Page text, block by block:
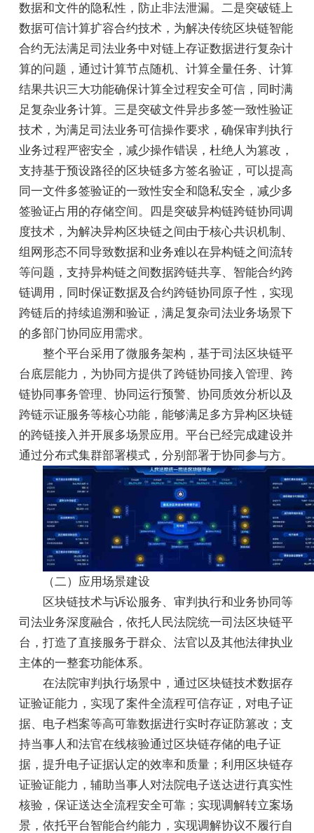
数据和文件的隐私性，防止非法泄漏。二是突破链上
数据可信计算扩容合约技术，为解决传统区块链智能
合约无法满足司法业务中对链上存证数据进行复杂计
算的问题，通过计算节点随机、计算全量任务、计算
结果共识三大功能确保计算全过程安全可信，同时满
足复杂业务计算。三是突破文件异步多签一致性验证
技术，为满足司法业务可信操作要求，确保审判执行
业务过程严密安全，减少操作错误，杜绝人为篡改，
支持基于预设路径的区块链多方签名验证，可以提高
同一文件多签验证的一致性安全和隐私安全，减少多
签验证占用的存储空间。四是突破异构链跨链协同调
度技术，为解决异构区块链之间由于核心共识机制、
组网形态不同导致数据和业务难以在异构链之间流转
等问题，支持异构链之间数据跨链共享、智能合约跨
链调用，同时保证数据及合约跨链协同原子性，实现
跨链后的持续追溯和验证，满足复杂司法业务场景下
的多部门协同应用需求。
整个平台采用了微服务架构，基于司法区块链平
台底层能力，为协同方提供了跨链协同接入管理、跨
链协同事务管理、协同运行预警、协同质效分析以及
跨链示证服务等核心功能，能够满足多方异构区块链
的跨链接入并开展多场景应用。平台已经完成建设并
通过分布式集群部署模式，分别部署于协同参与方。
（二）应用场景建设
区块链技术与诉讼服务、审判执行和业务协同等
司法业务深度融合，依托人民法院统一司法区块链平
台，打造了直接服务于群众、法官以及其他法律执业
主体的一整套功能体系。
在法院审判执行场景中，通过区块链技术数据存
证验证能力，实现了案件全流程可信存证，对电子证
据、电子档案等高可靠数据进行实时存证防篡改；支
持当事人和法官在线核验通过区块链存储的电子证
据，提升电子证据认定的效率和质量；利用区块链存
证验证能力，辅助当事人对法院电子送达进行真实性
核验，保证送达全流程安全可靠；实现调解转立案场
景，依托平台智能合约能力，实现调解协议不履行自